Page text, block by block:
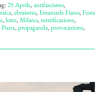
25 Aprile,antifascismo,
,ebraismo,Emanuele Fiano,Festa
,lotte,Milano,mistificazione,
Punx,propaganda,provocazione,